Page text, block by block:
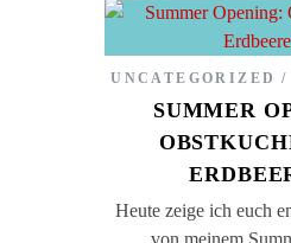
UNCATEGORIZED
SUMMER
Heute zeige ich euch
von meinem